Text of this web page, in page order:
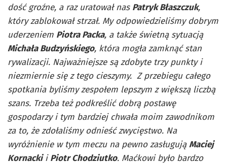
dość groźne, a raz uratował nas Patryk Błaszczuk,
który zablokował strzał. My odpowiedzieliśmy dobrym
uderzeniem Piotra Packa, a także świetną sytuacją
Michała Budzyńskiego, która mogła zamknąć stan
rywalizacji. Najważniejsze są zdobyte trzy punkty i
niezmiernie się z tego cieszymy. Z przebiegu całego
spotkania byliśmy zespołem lepszym z większą liczbą
szans. Trzeba też podkreślić dobrą postawę
gospodarzy i tym bardziej chwała moim zawodnikom
za to, że zdołaliśmy odnieść zwycięstwo. Na
wyróżnienie w tym meczu na pewno zasługująMaciej
KornackiiPiotr Chodziutko. Maćkowi było bardzo